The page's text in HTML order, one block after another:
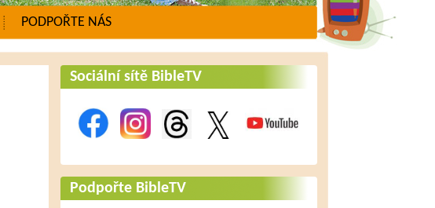
PODPOŘTE NÁS
Sociální sítě BibleTV
Podpořte BibleTV